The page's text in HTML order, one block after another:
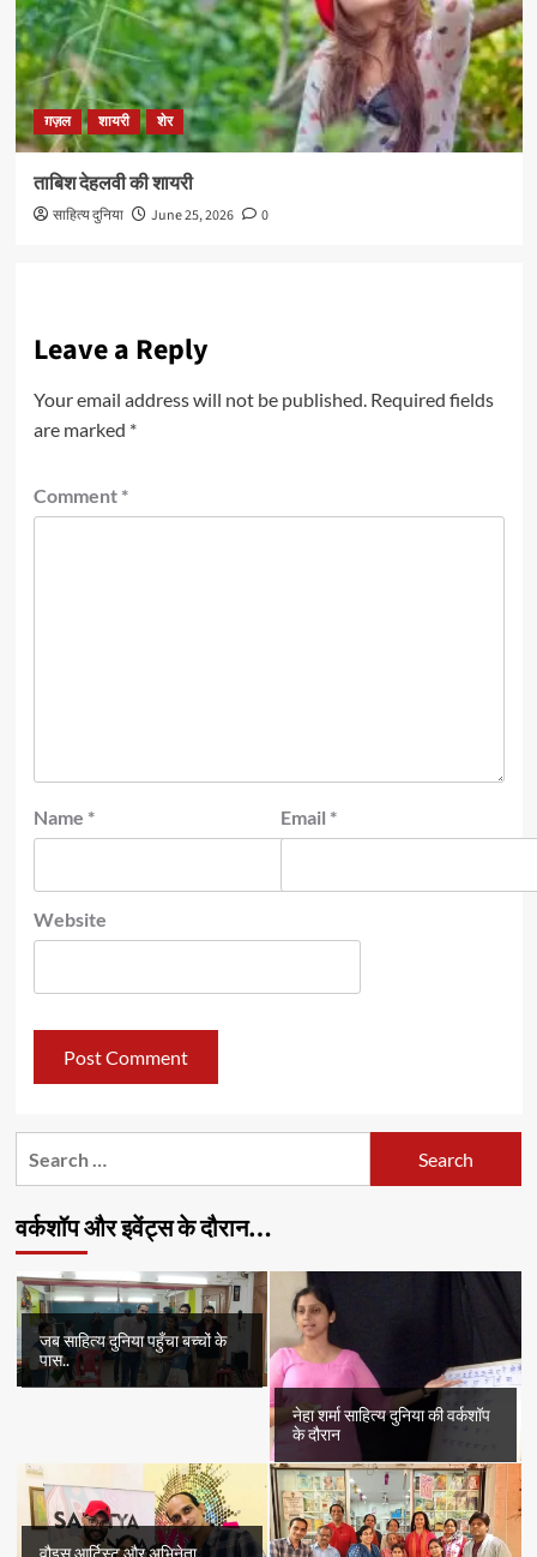
ग़ज़ल शायरी शेर
ताबिश देहलवी की शायरी
साहित्य दुनिया June 25, 2026 0
Leave a Reply
Your email address will not be published. Required fields
are marked *
Comment *
Name * Email *
Website
वर्कशॉप और इवेंट्स के दौरान…
जब साहित्य दुनिया पहुँचा बच्चों के
पास..
नेहा शर्मा साहित्य दुनिया की वर्कशॉप
के दौरान
वौइस् आर्टिस्ट और अभिनेता